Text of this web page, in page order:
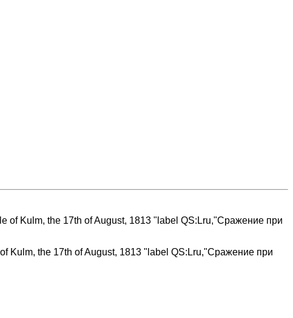
Kulm, the 17th of August, 1813 "label QS:Lru,"Сражение при